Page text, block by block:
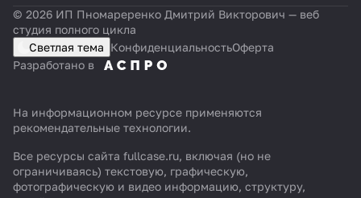
© 2026 ИП Пномареренко Дмитрий Викторович — веб
студия полного цикла
Светлая тема КонфиденциальностьОферта
Разработано в
На информационном ресурсе применяются
рекомендательные технологии.
Все ресурсы сайта fullcase.ru, включая (но не
ограничиваясь) текстовую, графическую,
фотографическую и видео информацию, структуру,